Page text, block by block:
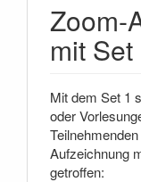
Zoom-
mit Set
Mit dem Set 1
oder
Aufzeichnung
getroffen: